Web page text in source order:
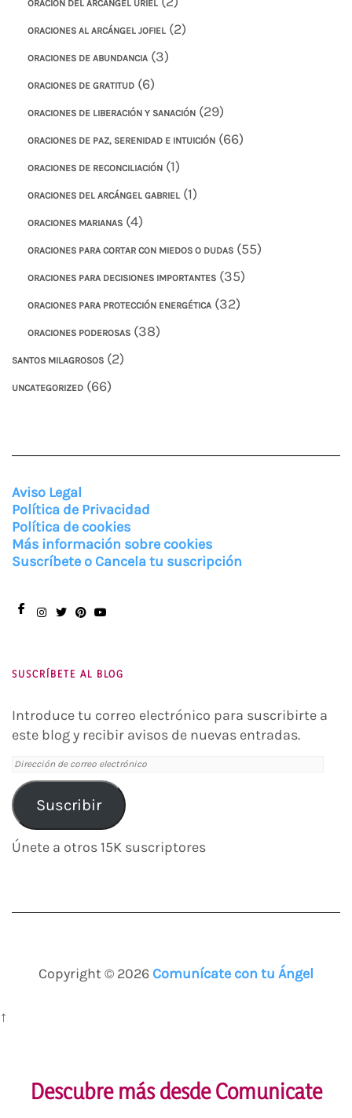
ORACIÓN DEL ARCÁNGEL URIEL
ORACIONES AL ARCÁNGEL JOFIEL (2)
ORACIONES DE ABUNDANCIA (3)
ORACIONES DE GRATITUD (6)
ORACIONES DE LIBERACIÓN Y SANACIÓN (29)
ORACIONES DE PAZ, SERENIDAD E INTUICIÓN (66)
ORACIONES DE RECONCILIACIÓN (1)
ORACIONES DEL ARCÁNGEL GABRIEL (1)
ORACIONES MARIANAS (4)
ORACIONES PARA CORTAR CON MIEDOS O DUDAS (55)
ORACIONES PARA DECISIONES IMPORTANTES (35)
ORACIONES PARA PROTECCIÓN ENERGÉTICA (32)
ORACIONES PODEROSAS (38)
SANTOS MILAGROSOS (2)
UNCATEGORIZED (66)
Aviso Legal
Política de Privacidad
Política de cookies
Más información sobre cookies
Suscríbete o Cancela tu suscripción
SUSCRÍBETE AL BLOG
Introduce tu correo electrónico para suscribirte a
este blog y recibir avisos de nuevas entradas.
Dirección
de
correo
electrónico
Suscribir
Únete a otros 15K suscriptores
Copyright © 2026 Comunícate con tu Ángel
↑
Descubre más desde Comunicate